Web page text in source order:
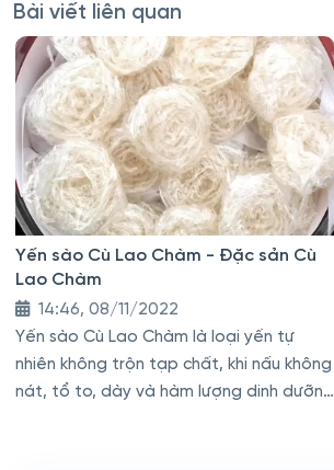
Bài viết liên quan
Yến sào Cù Lao Chàm - Đặc sản Cù
Lao Chàm
14:46, 08/11/2022
Yến sào Cù Lao Chàm là loại yến tự
nhiên không trộn tạp chất, khi nấu không
nát, tổ to, dày và hàm lượng dinh dưỡng